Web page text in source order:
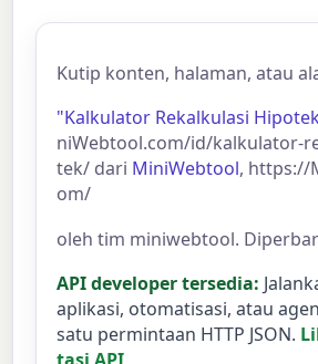
Kutip konten, halaman, atau
"Kalkulator Rekalkulasi
niWebtool.com/id/kalkulator-
tek/ dari MiniWebtool, https://
om/
oleh tim miniwebtool.
API developer tersedia:
aplikasi, otomatisasi, atau
satu permintaan HTTP JSON.